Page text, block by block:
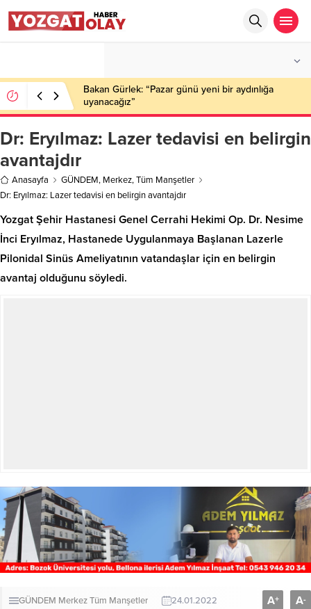
Bakan Gürlek: “Pazar günü yeni bir aydınlığa
uyanacağız”
Dr: Eryılmaz: Lazer tedavisi en belirgin
avantajdır
Anasayfa GÜNDEM, Merkez,Tüm Manşetler
Dr: Eryılmaz: Lazer tedavisi en belirgin avantajdır
Yozgat Şehir Hastanesi Genel Cerrahi Hekimi Op. Dr. Nesime
İnci Eryılmaz, Hastanede Uygulanmaya Başlanan Lazerle
Pilonidal Sinüs Ameliyatının vatandaşlar için en belirgin
avantaj olduğunu söyledi.
GÜNDEM MerkezTüm Manşetler 24.01.2022 A+ A-